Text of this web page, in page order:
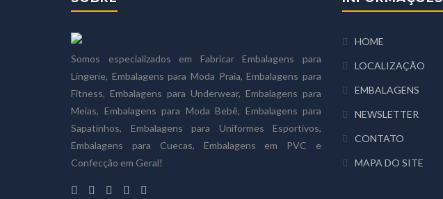
Somos especializados em Fabricar Embalagens para
Lingerie, Embalagens para Moda Praia, Embalagens para
Fitness, Embalagens para Underwear, Embalagens para
Meias, Embalagens para Moda Bebê, Embalagens para
Sapatinhos, Embalagens para Uniformes Esportivos,
Embalagens para Cuecas, Embalagens em PVC e
Confecção em Geral!
HOME
LOCALIZAÇÃO
EMBALAGENS
NEWSLETTER
CONTATO
MAPA DO SITE